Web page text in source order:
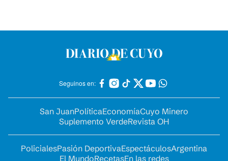
Seguinos en:
San JuanPolíticaEconomíaCuyo Minero
Suplemento VerdeRevista OH
PolicialesPasión DeportivaEspectáculosArgentina
El MundoRecetasEn las redes